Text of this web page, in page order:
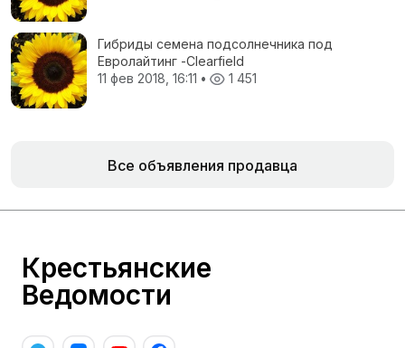
Гибриды семена подсолнечника под
Евролайтинг -Сlearfield
11 фев 2018, 16:11 • 1 451
Все объявления продавца
Крестьянские
Ведомости